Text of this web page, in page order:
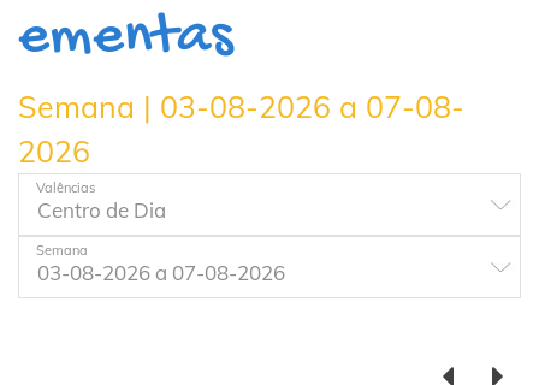
ementas
Semana | 03-08-2026 a 07-08-
2026
Valências
Semana